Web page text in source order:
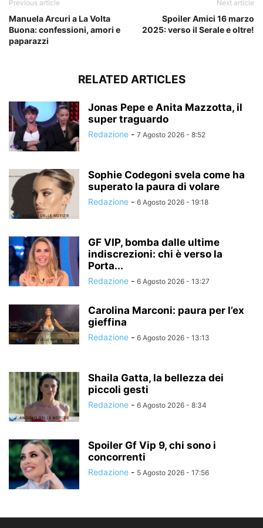
Previous article
Manuela Arcuri a La Volta
Buona: confessioni, amori e
paparazzi
Next article
Spoiler Amici 16 marzo
2025: verso il Serale e oltre!
RELATED ARTICLES
Jonas Pepe e Anita Mazzotta, il
super traguardo
Redazione - 7 Agosto 2026 - 8:52
Sophie Codegoni svela come ha
superato la paura di volare
Redazione - 6 Agosto 2026 - 19:18
GF VIP, bomba dalle ultime
indiscrezioni: chi è verso la
Porta...
Redazione - 6 Agosto 2026 - 13:27
Carolina Marconi: paura per l’ex
gieffina
Redazione - 6 Agosto 2026 - 13:13
Shaila Gatta, la bellezza dei
piccoli gesti
Redazione - 6 Agosto 2026 - 8:34
Spoiler Gf Vip 9, chi sono i
concorrenti
Redazione - 5 Agosto 2026 - 17:56